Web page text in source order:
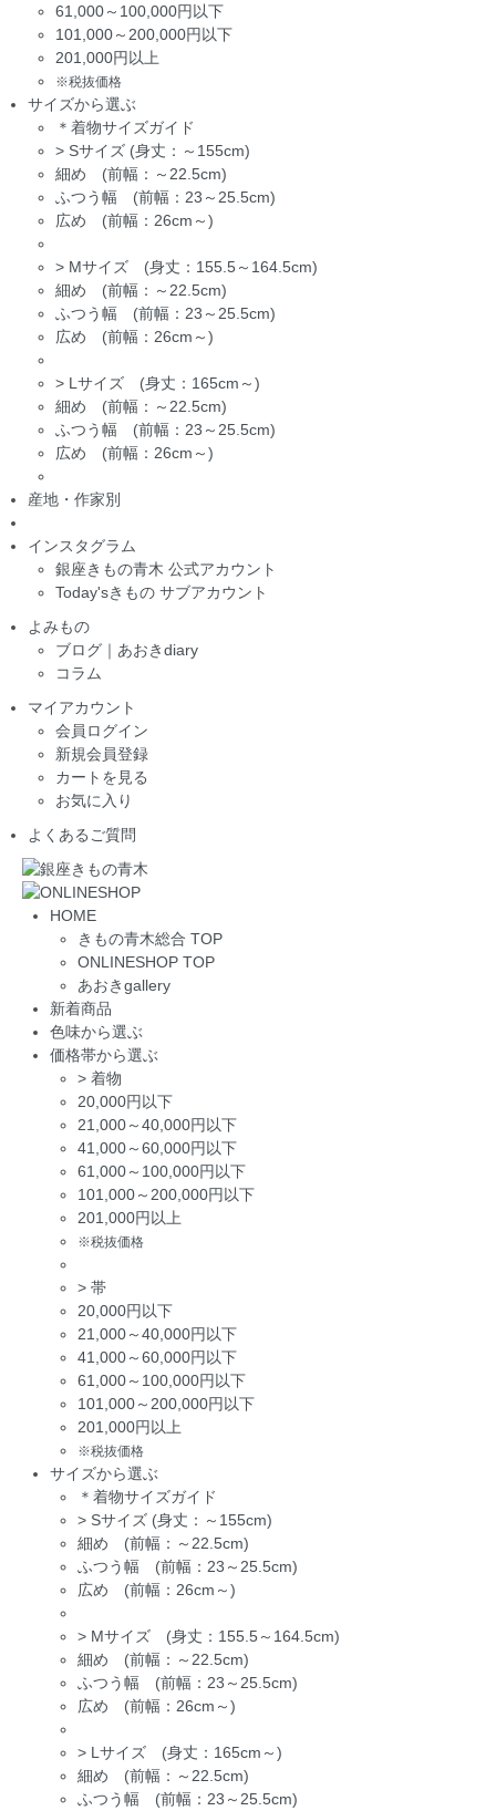
61,000～100,000円以下
101,000～200,000円以下
201,000円以上
※税抜価格
サイズから選ぶ
＊着物サイズガイド
> Sサイズ (身丈：～155cm)
細め (前幅：～22.5cm)
ふつう幅 (前幅：23～25.5cm)
広め (前幅：26cm～)
> Mサイズ (身丈：155.5～164.5cm)
細め (前幅：～22.5cm)
ふつう幅 (前幅：23～25.5cm)
広め (前幅：26cm～)
> Lサイズ (身丈：165cm～)
細め (前幅：～22.5cm)
ふつう幅 (前幅：23～25.5cm)
広め (前幅：26cm～)
産地・作家別
インスタグラム
銀座きもの青木 公式アカウント
Today'sきもの サブアカウント
よみもの
ブログ｜あおきdiary
コラム
マイアカウント
会員ログイン
新規会員登録
カートを見る
お気に入り
よくあるご質問
HOME
きもの青木総合 TOP
ONLINESHOP TOP
あおきgallery
新着商品
色味から選ぶ
価格帯から選ぶ
> 着物
20,000円以下
21,000～40,000円以下
41,000～60,000円以下
61,000～100,000円以下
101,000～200,000円以下
201,000円以上
※税抜価格
> 帯
20,000円以下
21,000～40,000円以下
41,000～60,000円以下
61,000～100,000円以下
101,000～200,000円以下
201,000円以上
※税抜価格
サイズから選ぶ
＊着物サイズガイド
> Sサイズ (身丈：～155cm)
細め (前幅：～22.5cm)
ふつう幅 (前幅：23～25.5cm)
広め (前幅：26cm～)
> Mサイズ (身丈：155.5～164.5cm)
細め (前幅：～22.5cm)
ふつう幅 (前幅：23～25.5cm)
広め (前幅：26cm～)
> Lサイズ (身丈：165cm～)
細め (前幅：～22.5cm)
ふつう幅 (前幅：23～25.5cm)